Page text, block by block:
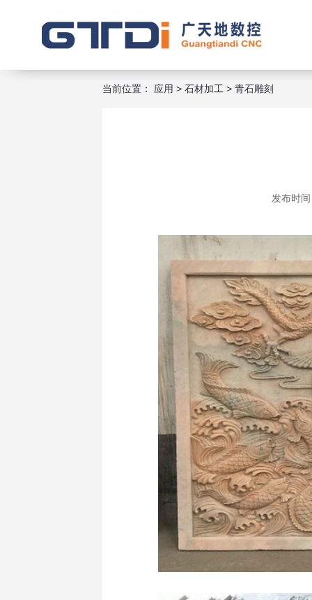
当前位置： 应用 > 石材加工 > 青石雕刻
发布时